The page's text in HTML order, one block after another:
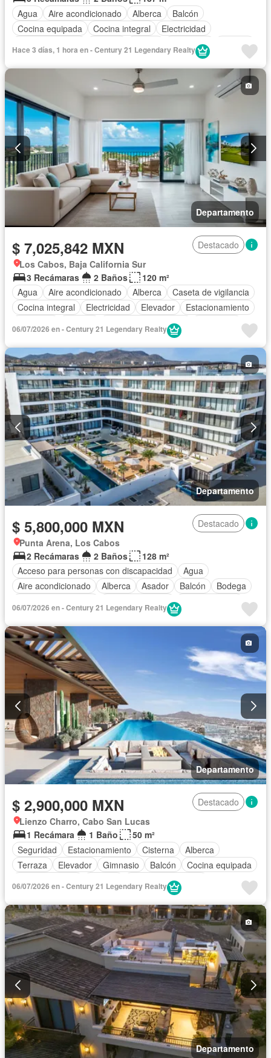
Agua
Aire acondicionado Alberca
Balcón
Cocina equipada
Cocina integral
Electricidad
Seguridad
Terraza
Hace 3 días, 1 hora en - Century 21 Legendary Realty
Departamento
$ 7,025,842 MXN
Destacado
Los Cabos, Baja California Sur
3 Recámaras
2 Baños
120 m²
Agua
Aire acondicionado Alberca
Caseta de vigilancia
Cocina integral
Electricidad Elevador
Estacionamiento
Recámara con closet
Sin amueblar
06/07/2026 en - Century 21 Legendary Realty
Departamento
$ 5,800,000 MXN
Destacado
Punta Arena, Los Cabos
2 Recámaras
2 Baños
128 m²
Acceso para personas con discapacidad
Agua
Aire acondicionado
Alberca Asador Balcón
Bodega
Cocina equipada
Elevador Estacionamiento
Internet
Jacuzzi
Sala polivalente
Vista panorámica
Wifi
Sin amueblar
06/07/2026 en - Century 21 Legendary Realty
Departamento
$ 2,900,000 MXN
Destacado
Lienzo Charro, Cabo San Lucas
1 Recámara
1 Baño
50 m²
Seguridad
Estacionamiento Cisterna
Alberca
Terraza
Elevador Gimnasio Balcón
Cocina equipada
Aire acondicionado
Jacuzzi Sin amueblar
06/07/2026 en - Century 21 Legendary Realty
Departamento